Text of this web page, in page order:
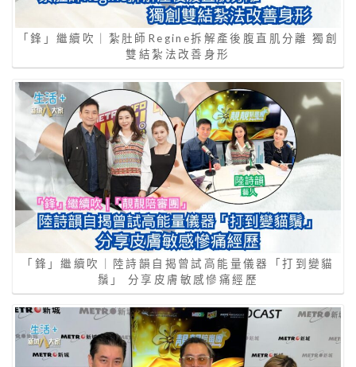
「鋒」繼續吹｜紮肚師Regine拆解產後腹直肌分離 獨創
雙結紮法改善身形
「鋒」繼續吹｜陸詩韻自揭曾試高能量儀器「打到變貓
鬚」 分享皮膚敏感慘痛經歷